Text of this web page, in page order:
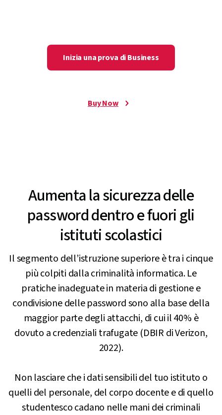
Inizia una prova di Business
Buy Now
Aumenta la sicurezza delle
password dentro e fuori gli
istituti scolastici
Il segmento dell’istruzione superiore è tra i cinque
più colpiti dalla criminalità informatica. Le
pratiche inadeguate in materia di gestione e
condivisione delle password sono alla base della
maggior parte degli attacchi, di cui il 40% è
dovuto a credenziali trafugate (DBIR di Verizon,
2022).
Non lasciare che i dati sensibili del tuo istituto o
quelli del personale, del corpo docente e di quello
studentesco cadano nelle mani dei criminali